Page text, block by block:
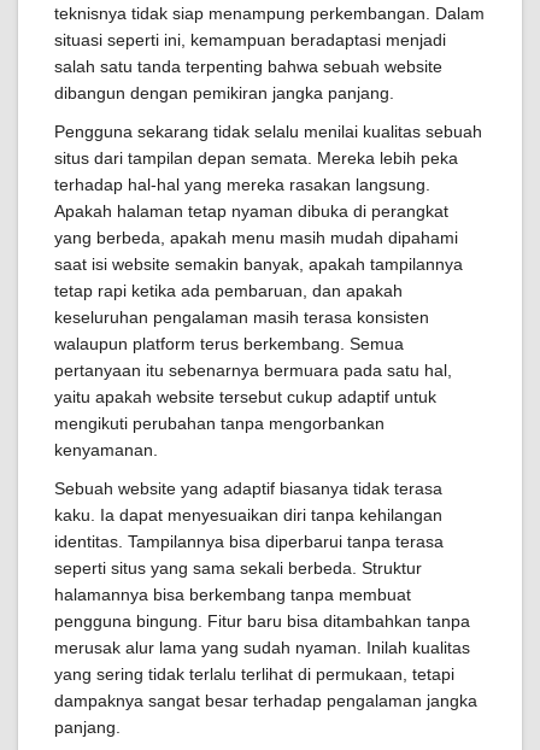
teknisnya tidak siap menampung perkembangan. Dalam
situasi seperti ini, kemampuan beradaptasi menjadi
salah satu tanda terpenting bahwa sebuah website
dibangun dengan pemikiran jangka panjang.
Pengguna sekarang tidak selalu menilai kualitas sebuah
situs dari tampilan depan semata. Mereka lebih peka
terhadap hal-hal yang mereka rasakan langsung.
Apakah halaman tetap nyaman dibuka di perangkat
yang berbeda, apakah menu masih mudah dipahami
saat isi website semakin banyak, apakah tampilannya
tetap rapi ketika ada pembaruan, dan apakah
keseluruhan pengalaman masih terasa konsisten
walaupun platform terus berkembang. Semua
pertanyaan itu sebenarnya bermuara pada satu hal,
yaitu apakah website tersebut cukup adaptif untuk
mengikuti perubahan tanpa mengorbankan
kenyamanan.
Sebuah website yang adaptif biasanya tidak terasa
kaku. Ia dapat menyesuaikan diri tanpa kehilangan
identitas. Tampilannya bisa diperbarui tanpa terasa
seperti situs yang sama sekali berbeda. Struktur
halamannya bisa berkembang tanpa membuat
pengguna bingung. Fitur baru bisa ditambahkan tanpa
merusak alur lama yang sudah nyaman. Inilah kualitas
yang sering tidak terlalu terlihat di permukaan, tetapi
dampaknya sangat besar terhadap pengalaman jangka
panjang.